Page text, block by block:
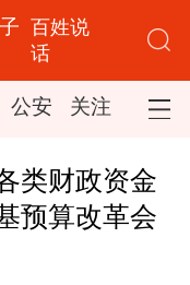
百姓说
话
公安 关注 司法
类财政资金
预算改革会